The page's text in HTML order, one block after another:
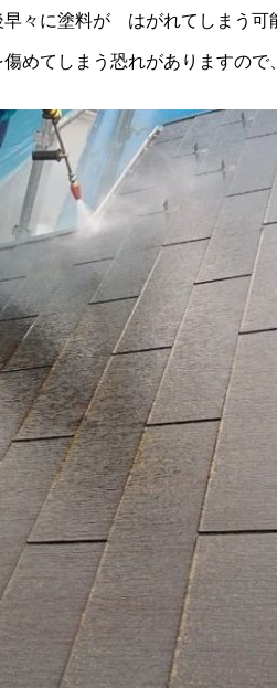
々に塗料が はがれてしまう可
めてしまう恐れがありますの